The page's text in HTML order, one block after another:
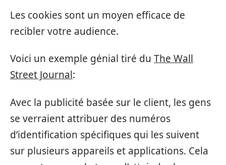
Les cookies sont un moyen efficace de
recibler votre audience.
Voici un exemple génial tiré du The Wall
Street Journal:
Avec la publicité basée sur le client, les gens
se verraient attribuer des numéros
d’identification spécifiques qui les suivent
sur plusieurs appareils et applications. Cela